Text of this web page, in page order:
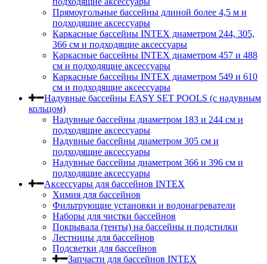
Прямоугольные бассейны длиной более 4,5 м и
подходящие аксессуары
Каркасные бассейны INTEX диаметром 244, 305,
366 см и подходящие аксессуары
Каркасные бассейны INTEX диаметром 457 и 488
cм и подходящие аксессуары
Каркасные бассейны INTEX диаметром 549 и 610
см и подходящие аксессуары
Надувные бассейны EASY SET POOLS (с надувным
кольцом)
Надувные бассейны диаметром 183 и 244 см и
подходящие аксессуары
Надувные бассейны диаметром 305 см и
подходящие аксессуары
Надувные бассейны диаметром 366 и 396 см и
подходящие аксессуары
Аксессуары для бассейнов INTEX
Химия для бассейнов
Фильтрующие установки и водонагреватели
Наборы для чистки бассейнов
Покрывала (тенты) на бассейны и подстилки
Лестницы для бассейнов
Подсветки для бассейнов
Запчасти для бассейнов INTEX